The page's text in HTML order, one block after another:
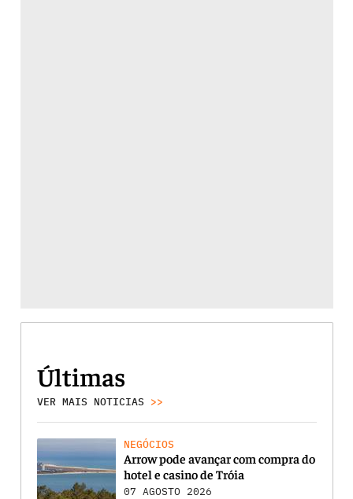
Últimas
VER MAIS NOTICIAS >>
NEGÓCIOS
Arrow pode avançar com compra do
hotel e casino de Tróia
07 AGOSTO 2026